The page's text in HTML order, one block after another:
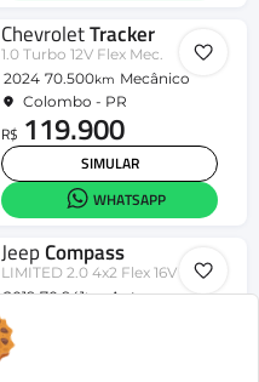
ChevroletTracker
1.0 Turbo 12V Flex Mec.
2024 70.500km Mecânico
Colombo - PR
R$ 119.900
SIMULAR
WHATSAPP
Jeep Compass
LIMITED 2.0 4x2 Flex 16V Aut.
2019 70.941km Aut.
R$